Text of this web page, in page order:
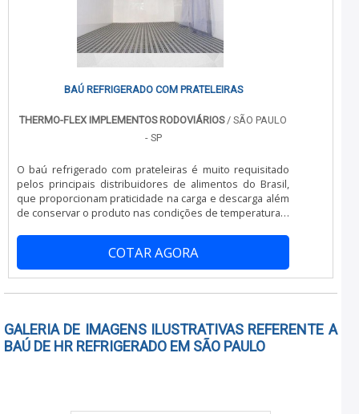
BAÚ REFRIGERADO COM PRATELEIRAS
THERMO-FLEX IMPLEMENTOS RODOVIÁRIOS/ SÃO PAULO
- SP
O baú refrigerado com prateleiras é muito requisitado
pelos principais distribuidores de alimentos do Brasil,
que proporcionam praticidade na carga e descarga além
de conservar o produto nas condições de temperatura e
que variam de veículo para veículo, podendo ser
instalada em qualquer um, desde VUC'S á
carretas.DESCRIÇÃO DOS ITENS DO BAÚ REFRIGERADO
COTAR AGORA
GALERIA DE IMAGENS ILUSTRATIVAS REFERENTE A
BAÚ DE HR REFRIGERADO EM SÃO PAULO